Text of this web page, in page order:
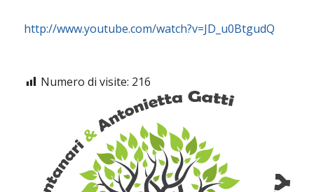
http://www.youtube.com/watch?v=JD_u0BtgudQ
Numero di visite: 216